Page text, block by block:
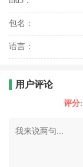
包名：
语言：
用户评论
评分: